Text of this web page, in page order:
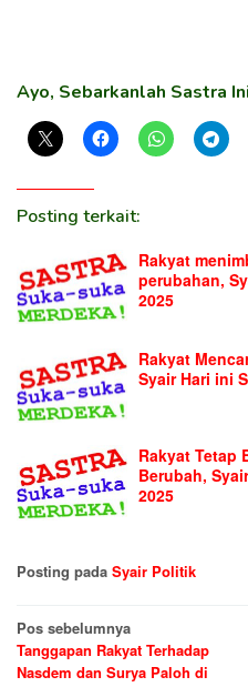
Ayo, Sebarkanlah Sastra
Posting terkait:
Rakyat
perubahan,
2025
Rakyat
Syair Hari ini
Rakyat Tetap
Berubah,
2025
Posting pada Syair Politik
Navigasi
pos
Pos sebelumnya
Tanggapan Rakyat Terhadap
Nasdem dan Surya Paloh di